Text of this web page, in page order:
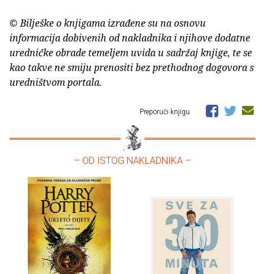
© Bilješke o knjigama izrađene su na osnovu
informacija dobivenih od nakladnika i njihove dodatne
uredničke obrade temeljem uvida u sadržaj knjige, te se
kao takve ne smiju prenositi bez prethodnog dogovora s
uredništvom portala.
Preporuči knjigu
– OD ISTOG NAKLADNIKA –